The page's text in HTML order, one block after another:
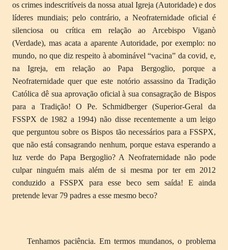
os crimes indescritíveis da nossa atual Igreja (Autoridade) e dos
líderes mundiais; pelo contrário, a Neofraternidade oficial é
silenciosa ou crítica em relação ao Arcebispo Viganò
(Verdade), mas acata a aparente Autoridade, por exemplo: no
mundo, no que diz respeito à abominável “vacina” da covid, e,
na Igreja, em relação ao Papa Bergoglio, porque a
Neofraternidade quer que este notório assassino da Tradição
Católica dê sua aprovação oficial à sua consagração de Bispos
para a Tradição! O Pe. Schmidberger (Superior-Geral da
FSSPX de 1982 a 1994) não disse recentemente a um leigo
que perguntou sobre os Bispos tão necessários para a FSSPX,
que não está consagrando nenhum, porque estava esperando a
luz verde do Papa Bergoglio? A Neofraternidade não pode
culpar ninguém mais além de si mesma por ter em 2012
conduzido a FSSPX para esse beco sem saída! E ainda
pretende levar 79 padres a esse mesmo beco?
Tenhamos paciência. Em termos mundanos, o problema